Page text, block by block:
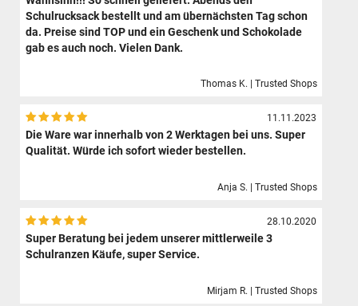
Schulrucksack bestellt und am übernächsten Tag schon
da. Preise sind TOP und ein Geschenk und Schokolade
gab es auch noch. Vielen Dank.
Thomas K. | Trusted Shops
11.11.2023
Die Ware war innerhalb von 2 Werktagen bei uns. Super
Qualität. Würde ich sofort wieder bestellen.
Anja S. | Trusted Shops
28.10.2020
Super Beratung bei jedem unserer mittlerweile 3
Schulranzen Käufe, super Service.
Mirjam R. | Trusted Shops